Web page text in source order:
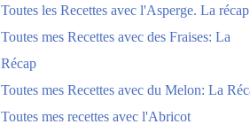
Toutes les Recettes avec l'Asperge. La récap
Toutes mes Recettes avec des Fraises: La
Récap
Toutes mes Recettes avec du Melon: La
Toutes mes recettes avec l'Abricot